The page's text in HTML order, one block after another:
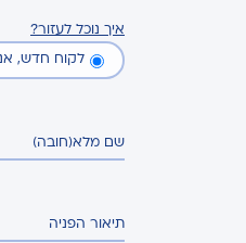
איך נוכל לעזור?
לקוח חדש,
שם מלא(חובה)
תיאור הפניה